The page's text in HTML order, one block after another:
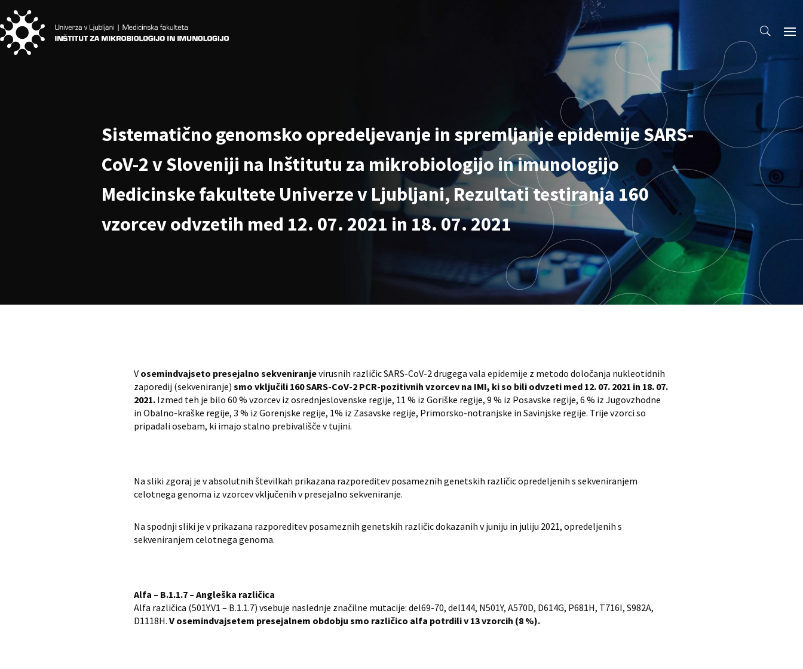
Sistematično genomsko opredeljevanje in spremljanje epidemije SARS-
CoV-2 v Sloveniji na Inštitutu za mikrobiologijo in imunologijo
Medicinske fakultete Univerze v Ljubljani, Rezultati testiranja 160
vzorcev odvzetih med 12. 07. 2021 in 18. 07. 2021
V osemindvajseto presejalno sekveniranjevirusnih različic SARS-CoV-2 drugega vala epidemije z metodo določanja nukleotidnih
zaporedij (sekveniranje) smo vključili 160 SARS-CoV-2 PCR-pozitivnih vzorcev na IMI, ki so bili odvzeti med 12. 07. 2021 in 18. 07.
2021. Izmed teh je bilo 60 % vzorcev iz osrednjeslovenske regije, 11 % iz Goriške regije, 9 % iz Posavske regije, 6 % iz Jugovzhodne
in Obalno-kraške regije, 3 % iz Gorenjske regije, 1% iz Zasavske regije, Primorsko-notranjske in Savinjske regije. Trije vzorci so
pripadali osebam, ki imajo stalno prebivališče v tujini.
Na sliki zgoraj je v absolutnih številkah prikazana razporeditev posameznih genetskih različic opredeljenih s sekveniranjem
celotnega genoma iz vzorcev vključenih v presejalno sekveniranje.
Na spodnji sliki je v prikazana razporeditev posameznih genetskih različic dokazanih v juniju in juliju 2021, opredeljenih s
sekveniranjem celotnega genoma.
Alfa – B.1.1.7 – Angleška različica
Alfa različica (501Y.V1 – B.1.1.7) vsebuje naslednje značilne mutacije: del69-70, del144, N501Y, A570D, D614G, P681H, T716I, S982A,
D1118H. V osemindvajsetem presejalnem obdobju smo različico alfa potrdili v 13 vzorcih (8 %).